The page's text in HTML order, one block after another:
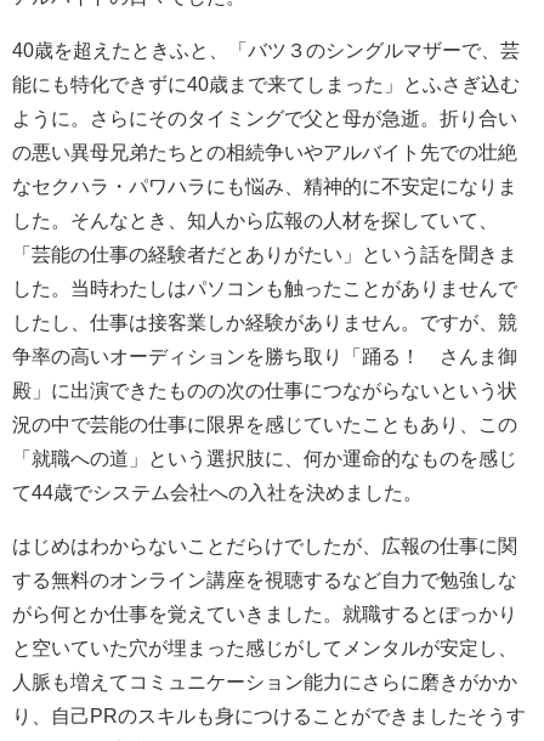
40歳を超えたときふと、「バツ３のシングルマザーで、芸
能にも特化できずに40歳まで来てしまった」とふさぎ込む
ように。さらにそのタイミングで父と母が急逝。折り合い
の悪い異母兄弟たちとの相続争いやアルバイト先での壮絶
なセクハラ・パワハラにも悩み、精神的に不安定になりま
した。そんなとき、知人から広報の人材を探していて、
「芸能の仕事の経験者だとありがたい」という話を聞きま
した。当時わたしはパソコンも触ったことがありませんで
したし、仕事は接客業しか経験がありません。ですが、競
争率の高いオーディションを勝ち取り「踊る！ さんま御
殿」に出演できたものの次の仕事につながらないという状
況の中で芸能の仕事に限界を感じていたこともあり、この
「就職への道」という選択肢に、何か運命的なものを感じ
て44歳でシステム会社への入社を決めました。
はじめはわからないことだらけでしたが、広報の仕事に関
する無料のオンライン講座を視聴するなど自力で勉強しな
がら何とか仕事を覚えていきました。就職するとぽっかり
と空いていた穴が埋まった感じがしてメンタルが安定し、
人脈も増えてコミュニケーション能力にさらに磨きがかか
り、自己PRのスキルも身につけることができましたそうす